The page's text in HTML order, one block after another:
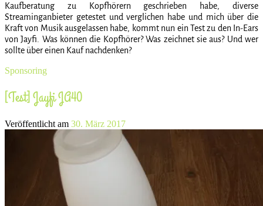
Kaufberatung zu Kopfhörern geschrieben habe, diverse
Streaminganbieter getestet und verglichen habe und mich über die
Kraft von Musik ausgelassen habe, kommt nun ein Test zu den In-Ears
von Jayfi. Was können die Kopfhörer? Was zeichnet sie aus? Und wer
sollte über einen Kauf nachdenken?
Sponsoring
[Test] Jayfi JA40
Veröffentlicht am 30. März 2017